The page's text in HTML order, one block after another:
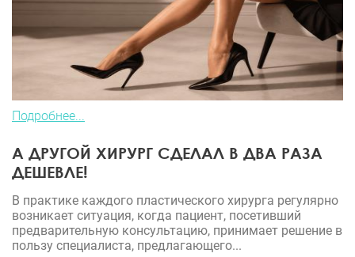
Подробнее...
А ДРУГОЙ ХИРУРГ СДЕЛАЛ В ДВА РАЗА
ДЕШЕВЛЕ!
В практике каждого пластического хирурга регулярно
возникает ситуация, когда пациент, посетивший
предварительную консультацию, принимает решение в
пользу специалиста, предлагающего...